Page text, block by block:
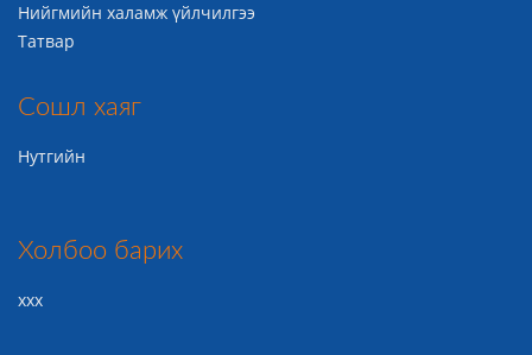
Нийгмийн халамж үйлчилгээ
Татвар
Сошл хаяг
Нутгийн
Холбоо барих
ххх